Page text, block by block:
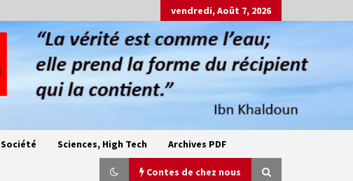
vendredi, Août 7, 2026
Société Sciences, High Tech Archives PDF
Contes de chez nous